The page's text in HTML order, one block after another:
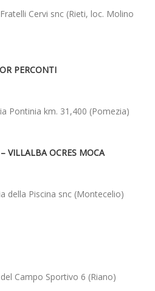
Cervi snc (Rieti, loc. Molino
PERCONTI
Pontinia km. 31,400 (Pomezia)
VILLALBA OCRES MOCA
della Piscina snc (Montecelio)
Campo Sportivo 6 (Riano)